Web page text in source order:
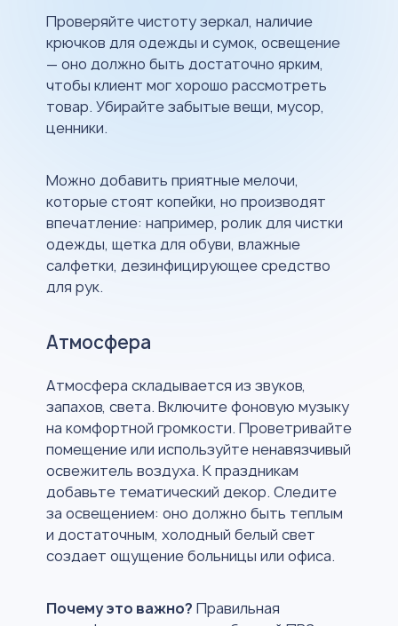
Проверяйте чистоту зеркал, наличие
крючков для одежды и сумок, освещение
— оно должно быть достаточно ярким,
чтобы клиент мог хорошо рассмотреть
товар. Убирайте забытые вещи, мусор,
ценники.
Можно добавить приятные мелочи,
которые стоят копейки, но производят
впечатление: например, ролик для чистки
одежды, щетка для обуви, влажные
салфетки, дезинфицирующее средство
для рук.
Атмосфера
Атмосфера складывается из звуков,
запахов, света. Включите фоновую музыку
на комфортной громкости. Проветривайте
помещение или используйте ненавязчивый
освежитель воздуха. К праздникам
добавьте тематический декор. Следите
за освещением: оно должно быть теплым
и достаточным, холодный белый свет
создает ощущение больницы или офиса.
Почему это важно? Правильная